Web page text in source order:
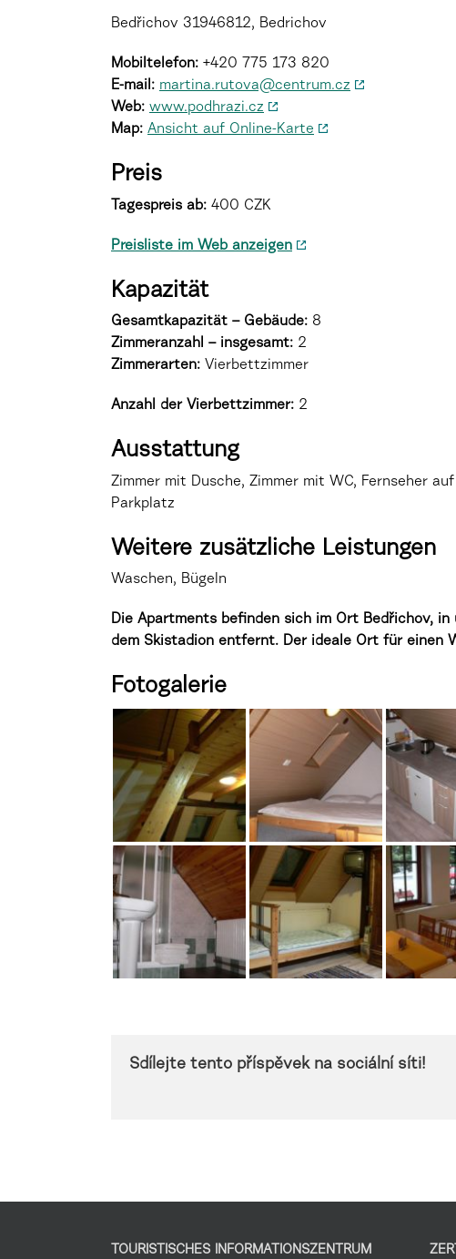
Bedřichov 31946812, Bedrichov
Mobiltelefon: +420 775 173 820
E-mail: martina.rutova@centrum.cz
Web: www.podhrazi.cz
Map: Ansicht auf Online-Karte
Preis
Tagespreis ab: 400 CZK
Preisliste im Web anzeigen
Kapazität
Gesamtkapazität – Gebäude: 8
Zimmeranzahl – insgesamt: 2
Zimmerarten: Vierbettzimmer
Anzahl der Vierbettzimmer: 2
Ausstattung
Zimmer mit Dusche, Zimmer mit WC, Fernseher
Parkplatz
Weitere zusätzliche Leistungen
Waschen, Bügeln
Die Apartments befinden sich im Ort Bedřichov,
dem Skistadion entfernt. Der ideale Ort für einen
Fotogalerie
Sdílejte tento příspěvek na sociální síti!
TOURISTISCHES INFORMATIONSZENTRUM